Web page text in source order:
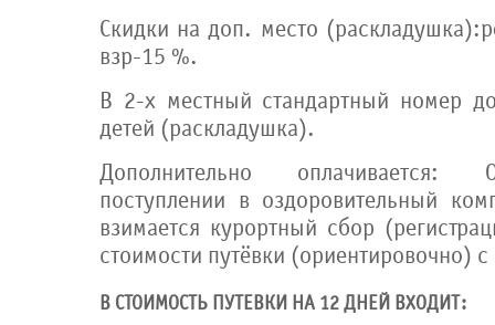
Скидки на доп. место
взр-15 %.
В 2-х местный стандартный номер
детей (раскладушка).
Дополнительно оплачивается:
поступлении в оздоровительный
взимается курортный сбор
стоимости путёвки (ориентировочно) c
В СТОИМОСТЬ ПУТЕВКИ НА 12 ДНЕЙ ВХОДИТ: